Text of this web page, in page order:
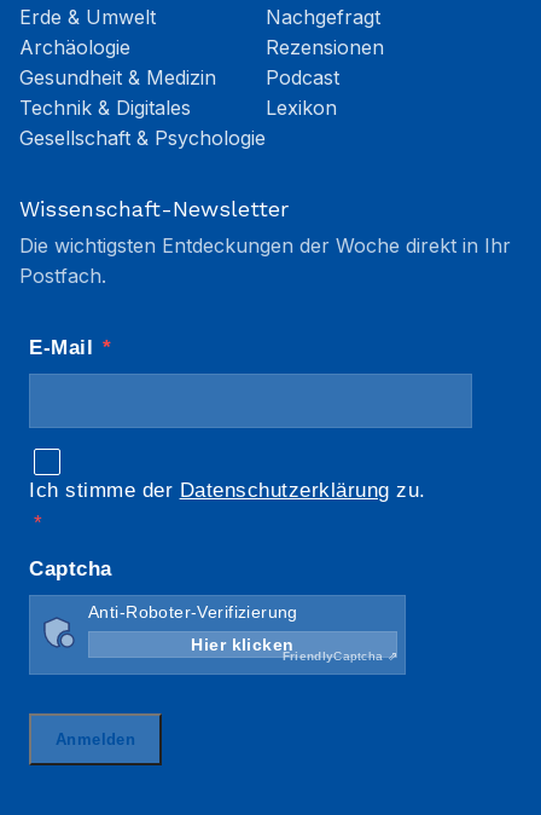
Erde & Umwelt
Archäologie
Gesundheit & Medizin
Technik & Digitales
Gesellschaft & Psychologie
Nachgefragt
Rezensionen
Podcast
Lexikon
Wissenschaft-Newsletter
Die wichtigsten Entdeckungen der Woche direkt in Ihr
Postfach.